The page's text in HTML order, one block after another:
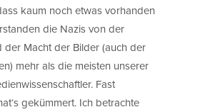
kaum noch etwas vorhanden
die Nazis von der
der Macht der Bilder (auch der
mehr als die meisten unserer
Fast
gekümmert. Ich betrachte